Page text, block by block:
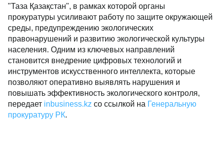
"Таза Қазақстан", в рамках которой органы
прокуратуры усиливают работу по защите окружающей
среды, предупреждению экологических
правонарушений и развитию экологической культуры
населения. Одним из ключевых направлений
становится внедрение цифровых технологий и
инструментов искусственного интеллекта, которые
позволяют оперативно выявлять нарушения и
повышать эффективность экологического контроля,
передает inbusiness.kz со ссылкой на Генеральную
прокуратуру РК.